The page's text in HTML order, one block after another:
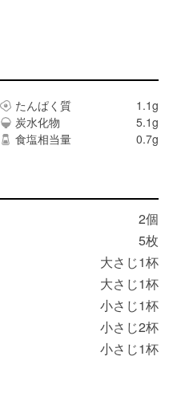
たんぱく質
1.1g
炭水化物
5.1g
食塩相当量 0.7g
2個
5枚
大さじ1杯
大さじ1杯
小さじ1杯
小さじ2杯
小さじ1杯